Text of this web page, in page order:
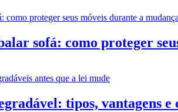
sofá: como proteger
tipos, vantagens e